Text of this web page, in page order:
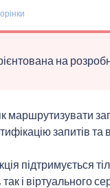
на
маршрутизувати
запитів та
підтримується
так і віртуального